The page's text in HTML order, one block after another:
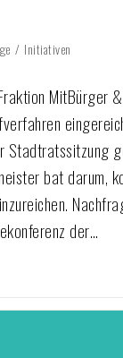
/ Initiativen
MitBürger &
Stadtratssitzung
bat darum,
der…